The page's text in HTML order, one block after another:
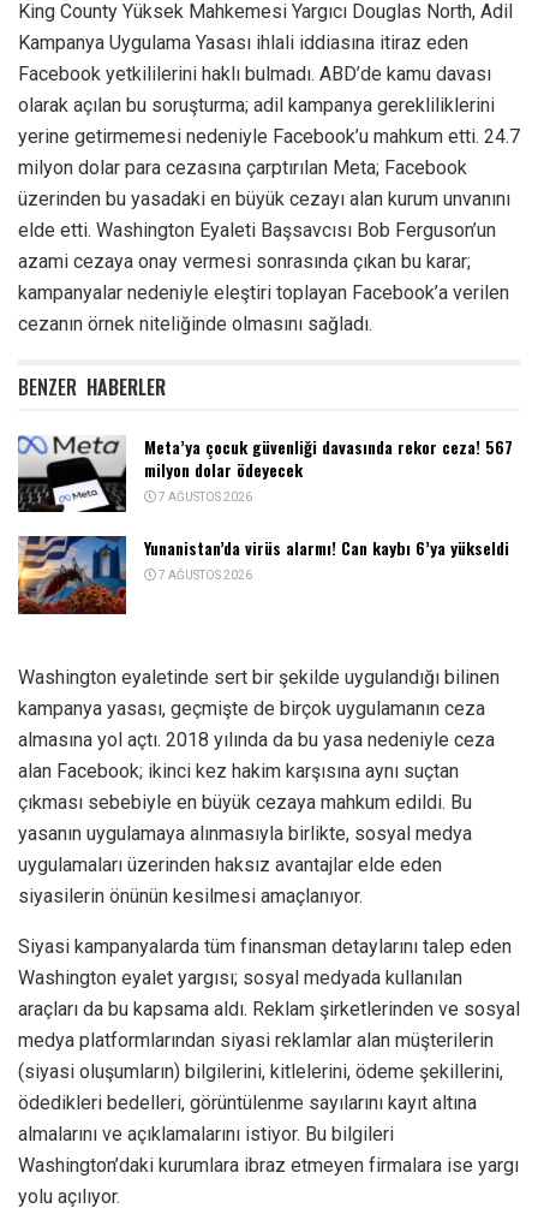
King County Yüksek Mahkemesi Yargıcı Douglas North, Adil
Kampanya Uygulama Yasası ihlali iddiasına itiraz eden
Facebook yetkililerini haklı bulmadı. ABD’de kamu davası
olarak açılan bu soruşturma; adil kampanya gerekliliklerini
yerine getirmemesi nedeniyle Facebook’u mahkum etti. 24.7
milyon dolar para cezasına çarptırılan Meta; Facebook
üzerinden bu yasadaki en büyük cezayı alan kurum unvanını
elde etti. Washington Eyaleti Başsavcısı Bob Ferguson’un
azami cezaya onay vermesi sonrasında çıkan bu karar;
kampanyalar nedeniyle eleştiri toplayan Facebook’a verilen
cezanın örnek niteliğinde olmasını sağladı.
BENZER HABERLER
Meta’ya çocuk güvenliği davasında rekor ceza! 567
milyon dolar ödeyecek
7 AĞUSTOS 2026
Yunanistan’da virüs alarmı! Can kaybı 6’ya yükseldi
7 AĞUSTOS 2026
Washington eyaletinde sert bir şekilde uygulandığı bilinen
kampanya yasası, geçmişte de birçok uygulamanın ceza
almasına yol açtı. 2018 yılında da bu yasa nedeniyle ceza
alan Facebook; ikinci kez hakim karşısına aynı suçtan
çıkması sebebiyle en büyük cezaya mahkum edildi. Bu
yasanın uygulamaya alınmasıyla birlikte, sosyal medya
uygulamaları üzerinden haksız avantajlar elde eden
siyasilerin önünün kesilmesi amaçlanıyor.
Siyasi kampanyalarda tüm finansman detaylarını talep eden
Washington eyalet yargısı; sosyal medyada kullanılan
araçları da bu kapsama aldı. Reklam şirketlerinden ve sosyal
medya platformlarından siyasi reklamlar alan müşterilerin
(siyasi oluşumların) bilgilerini, kitlelerini, ödeme şekillerini,
ödedikleri bedelleri, görüntülenme sayılarını kayıt altına
almalarını ve açıklamalarını istiyor. Bu bilgileri
Washington’daki kurumlara ibraz etmeyen firmalara ise yargı
yolu açılıyor.